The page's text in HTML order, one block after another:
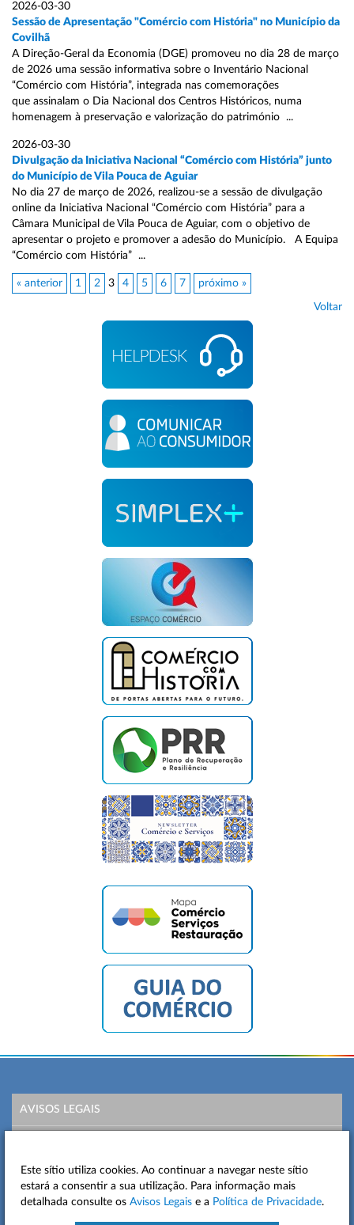
2026-03-30
Sessão de Apresentação "Comércio com História" no Município da
Covilhã
A Direção-Geral da Economia (DGE) promoveu no dia 28 de março
de 2026 uma sessão informativa sobre o Inventário Nacional
“Comércio com História”, integrada nas comemorações
que assinalam o Dia Nacional dos Centros Históricos, numa
homenagem à preservação e valorização do património ...
2026-03-30
Divulgação da Iniciativa Nacional “Comércio com História” junto
do Município de Vila Pouca de Aguiar
No dia 27 de março de 2026, realizou-se a sessão de divulgação
online da Iniciativa Nacional “Comércio com História” para a
Câmara Municipal de Vila Pouca de Aguiar, com o objetivo de
apresentar o projeto e promover a adesão do Município. A Equipa
“Comércio com História” ...
« anterior 1 2 3 4 5 6 7 próximo »
Voltar
AVISOS LEGAIS
MAPA DO SITE
CONTACTOS
Este sítio utiliza cookies. Ao continuar a navegar neste sítio
estará a consentir a sua utilização. Para informação mais
detalhada consulte os Avisos Legais e a Política de Privacidade.